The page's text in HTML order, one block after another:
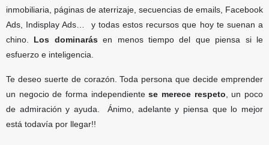
inmobiliaria, páginas de aterrizaje, secuencias de emails, Facebook
Ads, Indisplay Ads… y todas estos recursos que hoy te suenan a
chino. Los dominarásen menos tiempo del que piensa si le
esfuerzo e inteligencia.
Te deseo suerte de corazón. Toda persona que decide emprender
un negocio de forma independientese merece respeto , un poco
de admiración y ayuda. Ánimo, adelante y piensa que lo mejor
está todavía por llegar!!